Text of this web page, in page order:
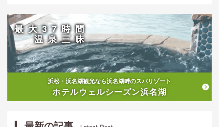
最大37時間
温泉三昧
浜松・浜名湖観光なら浜名湖畔のスパリゾート
ホテルウェルシーズン浜名湖